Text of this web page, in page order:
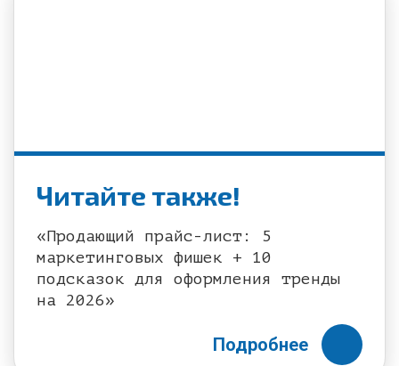
Читайте также!
«Продающий прайс-лист: 5
маркетинговых фишек + 10
подсказок для оформления тренды
на 2026»
Подробнее